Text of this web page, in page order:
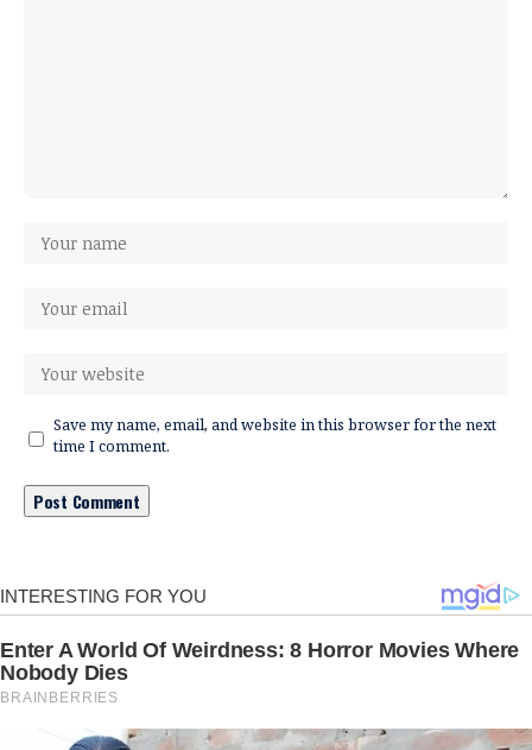
Save my name, email, and website in this browser for the next
time I comment.